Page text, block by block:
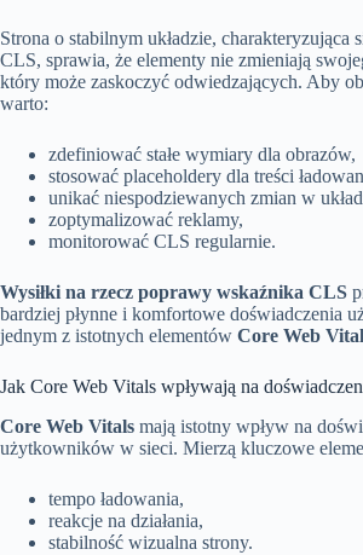
Strona o stabilnym układzie,
CLS, sprawia, że elementy nie zmieniają
który może zaskoczyć odwiedzających. Aby
warto:
zdefiniować stałe wymiary dla obrazów,
stosować placeholdery dla treści
unikać niespodziewanych zmian w
zoptymalizować reklamy,
monitorować CLS regularnie.
Wysiłki na rzecz poprawy wskaźnika CLS
bardziej płynne i komfortowe doświadczenia
jednym z istotnych elementów Core Web
Jak Core Web Vitals wpływają na
Core Web Vitals mają istotny wpływ na
użytkowników w sieci. Mierzą kluczowe
tempo ładowania,
reakcje na działania,
stabilność wizualna strony.